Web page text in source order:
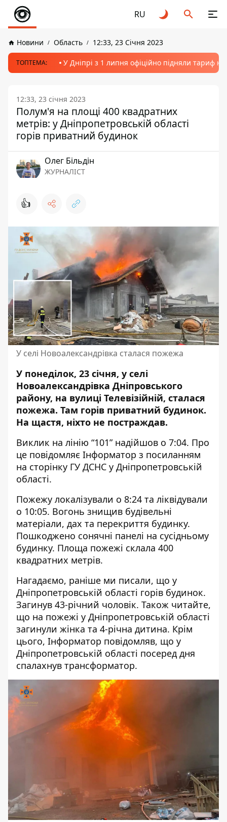
RU
Новини Область 12:33, 23 Січня 2023
ТОПТЕМА: У Дніпрі з 1 липня офіційно підняли тариф
12:33, 23 січня 2023
Полум'я на площі 400 квадратних
метрів: у Дніпропетровській області
горів приватний будинок
Олег Більдін
ЖУРНАЛІСТ
👍
У селі Новоалександрівка сталася пожежа
У понеділок, 23 січня, у селі
Новоалександрівка Дніпровського
району, на вулиці Телевізійній, сталася
пожежа. Там горів приватний будинок.
На щастя, ніхто не постраждав.
Виклик на лінію “101” надійшов о 7:04. Про
це повідомляє Інформатор з посиланням
на сторінку ГУ ДСНС у Дніпропетровській
області.
Пожежу локалізували о 8:24 та ліквідували
о 10:05. Вогонь знищив будівельні
матеріали, дах та перекриття будинку.
Пошкоджено сонячні панелі на сусідньому
будинку. Площа пожежі склала 400
квадратних метрів.
Нагадаємо, раніше ми писали, що у
Дніпропетровській області горів будинок.
Загинув 43-річний чоловік. Також читайте,
що на пожежі у Дніпропетровській області
загинули жінка та 4-річна дитина. Крім
цього, Інформатор повідомляв, що у
Дніпропетровській області посеред дня
спалахнув трансформатор.